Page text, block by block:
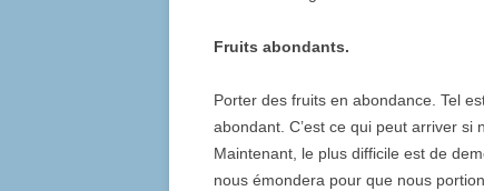
Fruits abondants.
Porter des fruits en abondance. Tel
abondant. C’est ce qui peut arriver si
Maintenant, le plus difficile est de
nous émondera pour que nous